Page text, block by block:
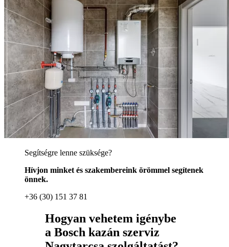
Segítségre lenne szüksége?
Hívjon minket és szakembereink örömmel segítenek
önnek.
+36 (30) 151 37 81
Hogyan vehetem igénybe
a Bosch kazán szerviz